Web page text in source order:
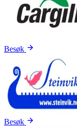
Besøk
Besøk